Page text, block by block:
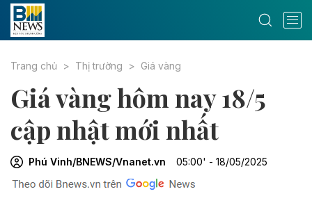
Trang chủ Thị trường Giá vàng
Giá vàng hôm nay 18/5
cập nhật mới nhất
Phú Vinh/BNEWS/Vnanet.vn 05:00' - 18/05/2025